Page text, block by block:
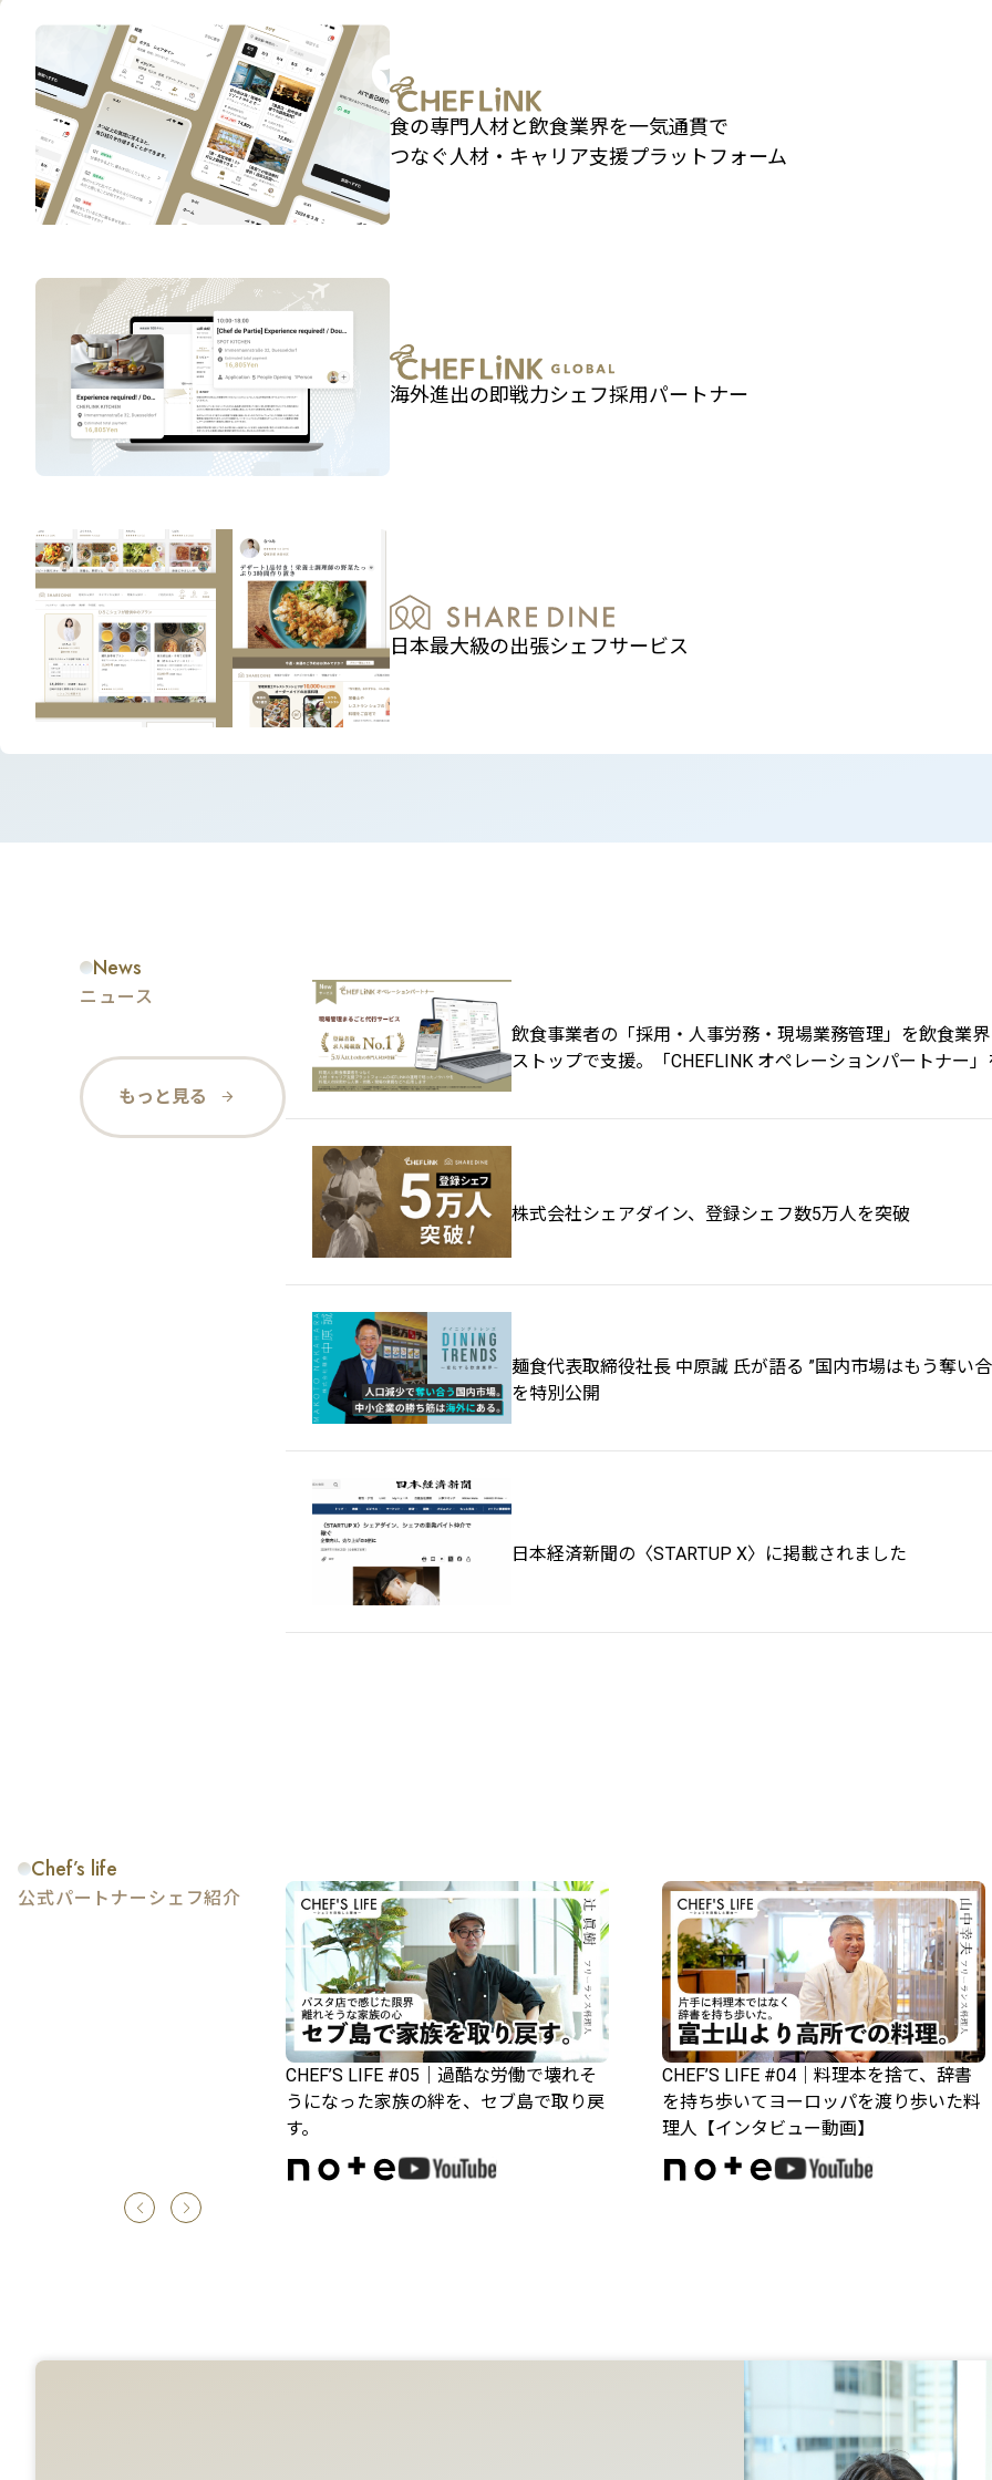
食の専門人材と飲食業界を一気通貫で
つなぐ人材・キャリア支援プラットフォーム
海外進出の即戦力シェフ採用パートナー
日本最大級の出張シェフサービス
News
ニュース
もっと見る
飲食事業者の「採用・人事労務・現場業務管理」を飲食業
ストップで支援。「CHEFLINK オペレーションパートナー
株式会社シェアダイン、登録シェフ数5万人を突破
麺食代表取締役社長 中原誠 氏が語る ”国内市場はもう奪い
を特別公開
日本経済新聞の〈STARTUP X〉に掲載されました
Chef’s life
公式パートナーシェフ紹介
CHEF’S LIFE #05｜過酷な労働で壊れそ
うになった家族の絆を、セブ島で取り戻
す。
CHEF’S LIFE #04｜料理本を捨て、辞書
を持ち歩いてヨーロッパを渡り歩いた料
理人【インタビュー動画】